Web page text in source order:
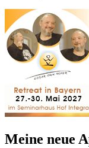
Meine neue